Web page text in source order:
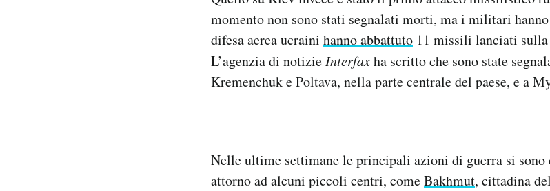
momento non sono stati segnalati morti, ma i militari
difesa aerea ucraini hanno abbattuto 11 missili lanciati
L’agenzia di notizieInterfaxha scritto che sono state
Kremenchuk e Poltava, nella parte centrale del paese, e a
Nelle ultime settimane le principali azioni di guerra si sono
attorno ad alcuni piccoli centri, comeBakhmut, cittadina